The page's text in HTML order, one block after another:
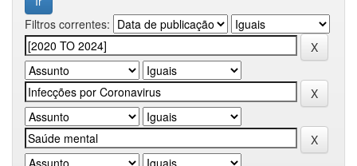
Filtros correntes: